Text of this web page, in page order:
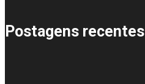
Postagens recentes